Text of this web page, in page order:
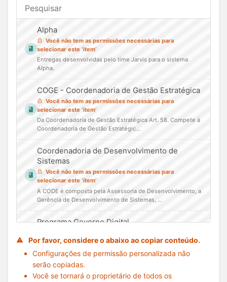
Alpha
Você não tem as permissões necessárias para
selecionar este ‘item’
Entregas desenvolvidas pelo time Jarvis para o sistema
Alpha.
COGE - Coordenadoria de Gestão Estratégica
Você não tem as permissões necessárias para
selecionar este ‘item’
Da Coordenadoria de Gestão Estratégica Art. 58. Compete à
Coordenadoria de Gestão Estratégic...
Coordenadoria de Desenvolvimento de
Sistemas
Você não tem as permissões necessárias para
selecionar este ‘item’
A CODE é composta pela Assessoria de Desenvolvimento, a
Gerência de Desenvolvimento de Sistemas, ...
Programa Governo Digital
selecionar este ‘item’
O Programa Governo Digital - GOD foi idealizado
considerando três motivações: dados e informações...
Por favor, considere o abaixo ao copiar conteúdo.
Configurações de permissão personalizada não
serão copiadas.
Você se tornará o proprietário de todos os